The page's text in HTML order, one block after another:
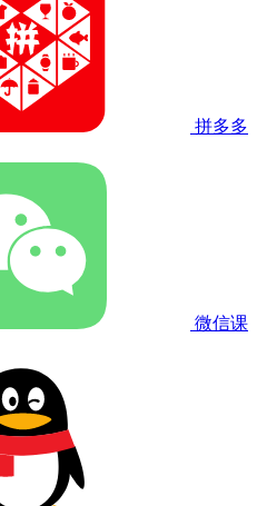
拼多多
微信课